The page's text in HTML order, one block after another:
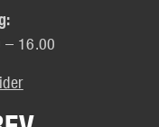
– 16.00